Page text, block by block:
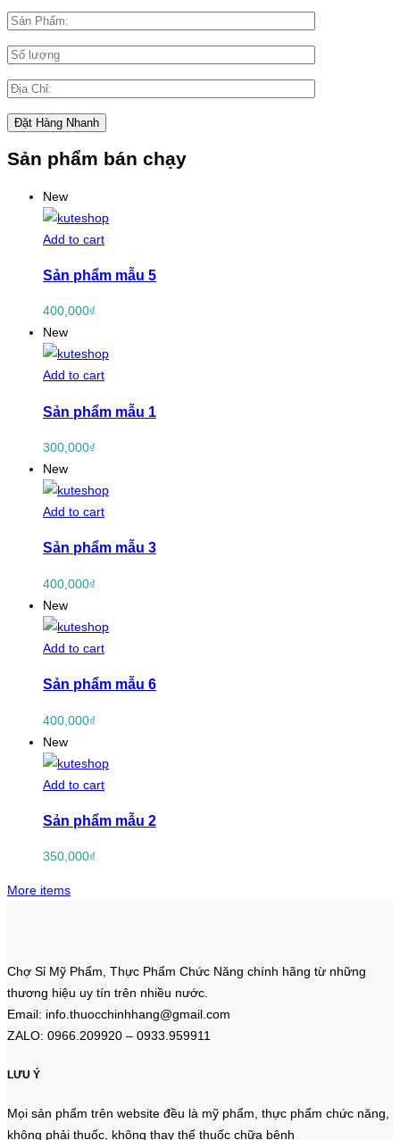
Sản phẩm bán chạy
New
Add to cart
Sản phẩm mẫu 5
400,000₫
New
Add to cart
Sản phẩm mẫu 1
300,000₫
New
Add to cart
Sản phẩm mẫu 3
400,000₫
New
Add to cart
Sản phẩm mẫu 6
400,000₫
New
Add to cart
Sản phẩm mẫu 2
350,000₫
More items
Chợ Sỉ Mỹ Phẩm, Thực Phẩm Chức Năng chính hãng từ những
thương hiệu uy tín trên nhiều nước.
Email: info.thuocchinhhang@gmail.com
ZALO: 0966.209920 – 0933.959911
LƯU Ý
Mọi sản phẩm trên website đều là mỹ phẩm, thực phẩm chức năng,
không phải thuốc, không thay thế thuốc chữa bệnh